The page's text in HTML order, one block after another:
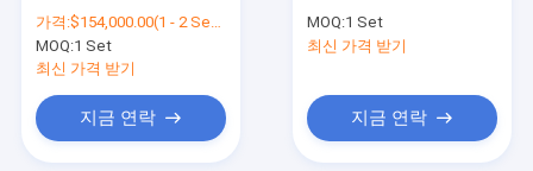
to make carton
cases folder making
machine
가격:$154,000.00(1 - 2 Sets) $153,000.00(3 - 4 Sets) $151,500.00(5 - 9 Sets) $150,000.00(>=10 Sets)
MOQ:1 Set
최신 가격 받기
지금 연락
Corrugated Boxes
MOQ:1 Set
최신 가격 받기
지금 연락